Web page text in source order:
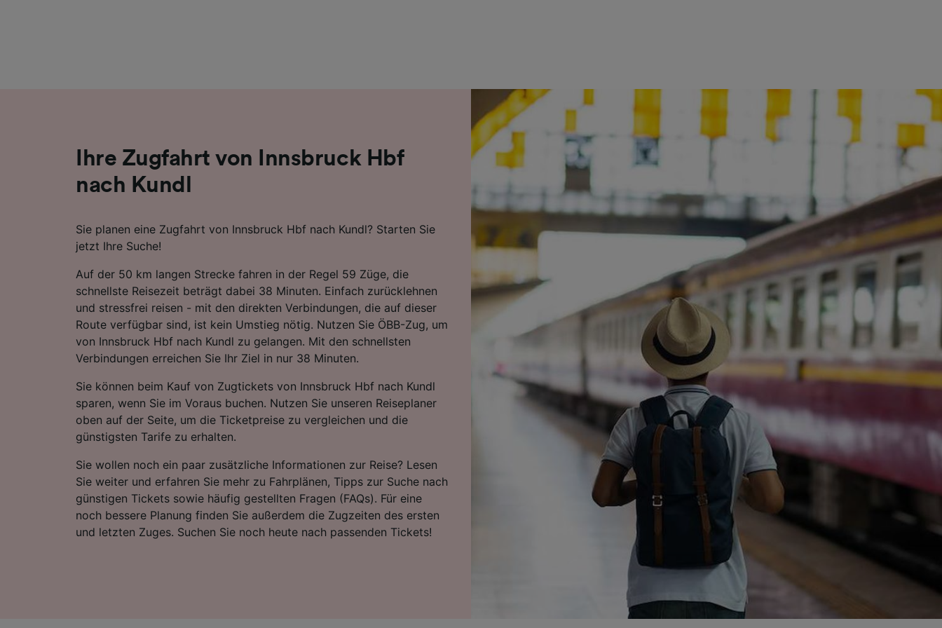
Ihre Zugfahrt von Innsbruck Hbf
nach Kundl
Sie planen eine Zugfahrt von Innsbruck Hbf nach Kundl? Starten Sie
jetzt Ihre Suche!
Auf der 50 km langen Strecke fahren in der Regel 59 Züge, die
schnellste Reisezeit beträgt dabei 38 Minuten. Einfach zurücklehnen
und stressfrei reisen - mit den direkten Verbindungen, die auf dieser
Route verfügbar sind, ist kein Umstieg nötig. Nutzen Sie ÖBB-Zug, um
von Innsbruck Hbf nach Kundl zu gelangen. Mit den schnellsten
Verbindungen erreichen Sie Ihr Ziel in nur 38 Minuten.
Sie können beim Kauf von Zugtickets von Innsbruck Hbf nach Kundl
sparen, wenn Sie im Voraus buchen. Nutzen Sie unseren Reiseplaner
oben auf der Seite, um die Ticketpreise zu vergleichen und die
günstigsten Tarife zu erhalten.
Sie wollen noch ein paar zusätzliche Informationen zur Reise? Lesen
Sie weiter und erfahren Sie mehr zu Fahrplänen, Tipps zur Suche nach
günstigen Tickets sowie häufig gestellten Fragen (FAQs). Für eine
noch bessere Planung finden Sie außerdem die Zugzeiten des ersten
und letzten Zuges. Suchen Sie noch heute nach passenden Tickets!